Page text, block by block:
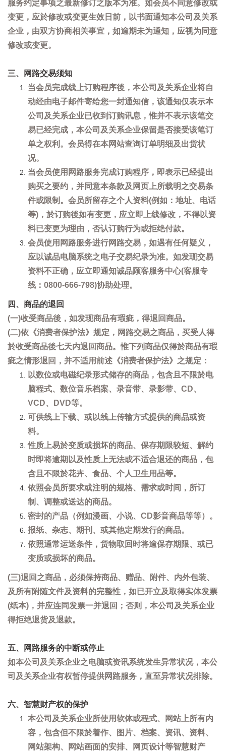
服务约定事项之最新修订之版本为准。如会员不同意修改或
变更，应於修改或变更生效日前，以书面通知本公司及关系
企业，由双方协商相关事宜，如逾期未为通知，应视为同意
修改或变更。
三、网路交易须知
当会员完成线上订购程序後，本公司及关系企业将自
动经由电子邮件寄给您一封通知信，该通知仅表示本
公司及关系企业已收到订购讯息，惟并不表示该笔交
易已经完成，本公司及关系企业保留是否接受该笔订
单之权利。会员得在本网站查询订单明细及出货状
况。
当会员使用网路服务完成订购程序，即表示已经提出
购买之要约，并同意本条款及网页上所载明之交易条
件或限制。会员所留存之个人资料(例如：地址、电话
等)，於订购後如有变更，应立即上线修改，不得以资
料已变更为理由，否认订购行为或拒绝付款。
会员使用网路服务进行网路交易，如遇有任何疑义，
应以诚品电脑系统之电子交易纪录为准。如发现交易
资料不正确，应立即通知诚品顾客服务中心(客服专
线：0800-666-798)协助处理。
四、商品的退回
(一)收受商品後，如发现商品有瑕疵，得退回商品。
(二)依《消费者保护法》规定，网路交易之商品，买受人得
於收受商品後七天内退回商品。惟下列商品仅得於商品有瑕
疵之情形退回，并不适用前述《消费者保护法》之规定：
以数位或电磁纪录形式储存的商品，包含且不限於电
脑程式、数位音乐档案、录音带、录影带、CD、
VCD、DVD等。
可供线上下载、或以线上传输方式提供的商品或资
料。
性质上易於变质或损坏的商品、保存期限较短、解约
时即将逾期以及性质上无法或不适合退还的商品，包
含且不限於花卉、食品、个人卫生用品等。
依照会员所要求或注明的规格、需求或时间，所订
制、调整或送达的商品。
密封的产品（例如漫画、小说、CD影音商品等等）。
报纸、杂志、期刊、或其他定期发行的商品。
依照通常运送条件，货物取回时将逾保存期限、或已
变质或损坏的商品。
(三)退回之商品，必须保持商品、赠品、附件、内外包装、
及所有附随文件及资料的完整性，如已开立及取得实体发票
(纸本)，并应连同发票一并退回；否则，本公司及关系企业
得拒绝退货及退款。
五、网路服务的中断或停止
如本公司及关系企业之电脑或资讯系统发生异常状况，本公
司及关系企业有权暂停提供网路服务，直至异常状况排除。
六、智慧财产权的保护
本公司及关系企业所使用软体或程式、网站上所有内
容，包含但不限於着作、图片、档案、资讯、资料、
网站架构、网站画面的安排、网页设计等智慧财产